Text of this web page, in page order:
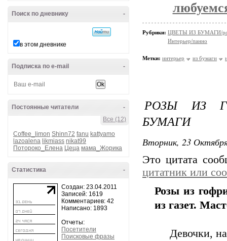
-
Поиск по дневнику
в этом дневнике
-
Подписка по e-mail
-
Постоянные читатели
Все (12)
Coffee_limon Shinn72 fanu kattyamo
lazoalena likmiass nikat99
Потороко_Елена Цеца мама_Жорика
-
Статистика
Создан: 23.04.2011
Записей: 1619
Комментариев: 42
Написано: 1893
Отчеты:
Посетители
Поисковые фразы
Рубрики: ЦВЕТЫ ИЗ БУМАГИ/
Интерьер/панно
Метки: интерьер из бумаги
РОЗЫ ИЗ
БУМАГИ
Вторник, 23
Это цитата
цитатник или
Розы из
из газет.
Девочки,